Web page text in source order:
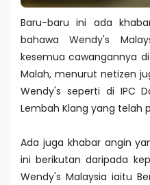
Baru-baru ini ada
bahawa Wendy's
kesemua cawangannya di
Malah, menurut netizen
Wendy's seperti di IPC
Lembah Klang yang telah
Ada juga khabar angin
ini berikutan daripada
Wendy's Malaysia iaitu